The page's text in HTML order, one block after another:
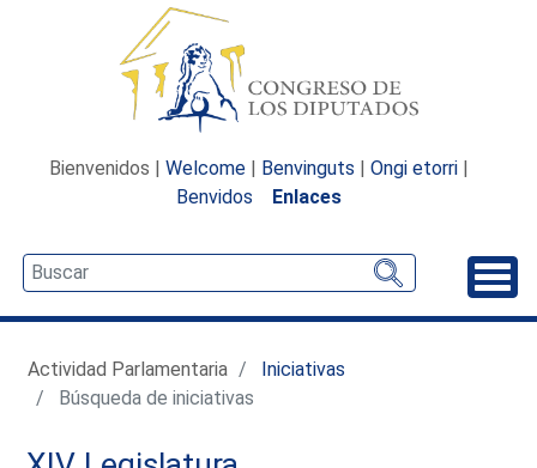
Bienvenidos | Welcome | Benvinguts | Ongi etorri |
Benvidos
Enlaces
Actividad Parlamentaria
Iniciativas
Búsqueda de iniciativas